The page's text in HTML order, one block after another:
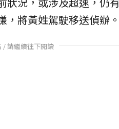
，將黃姓駕駛移送偵辦。
/ 請繼續往下閱讀